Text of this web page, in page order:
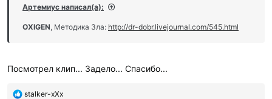
и
и
Артемиус написал(а):
OXIGEN, Методика Зла: http://dr-dobr.livejournal.com/545.html
Посмотрел клип... Задело... Спасибо...
П
stalker-xXx